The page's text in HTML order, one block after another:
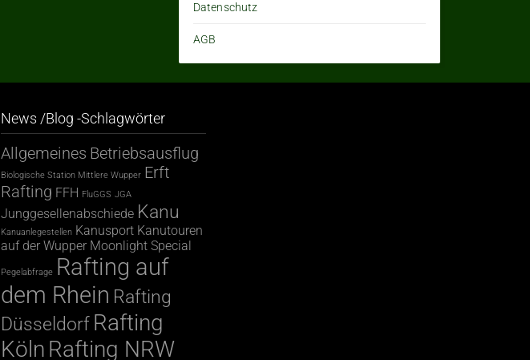
Datenschutz
AGB
News /Blog -Schlagwörter
Allgemeines Betriebsausflug
Biologische Station Mittlere Wupper Erft
Rafting FFH FluGGS JGA
Junggesellenabschiede Kanu
Kanuanlegestellen Kanusport Kanutouren
auf der Wupper Moonlight Special
Pegelabfrage Rafting auf
dem Rhein Rafting
Düsseldorf Rafting
Köln Rafting NRW